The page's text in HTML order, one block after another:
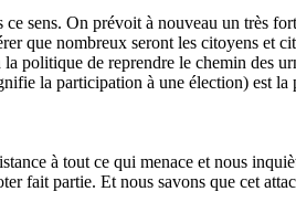
sens. On prévoit à nouveau un très
que nombreux seront les citoyens
politique de reprendre le chemin des
la participation à une élection) est la
à tout ce qui menace et nous
partie. Et nous savons que cet